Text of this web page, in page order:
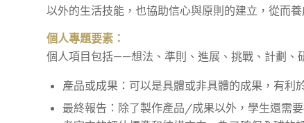
以外的生活技能，也協助信心與原則的建立，從而養
個人專題要素：
個人項目包括——想法、準則、進展、挑戰、計劃、
產品或成果：可以是具體或非具體的成果，有利
最終報告：除了製作產品/成果以外，學生還需